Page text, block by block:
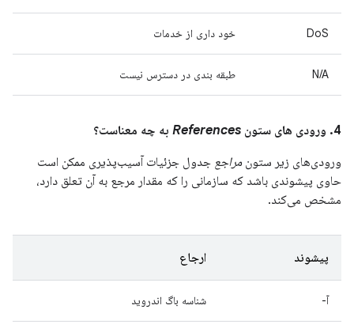
DoS خود داری از خدمات
N/A طبقه بندی در دسترس نیست
4. ورودی های ستون References به چه معناست؟
ورودی‌های زیر ستون مراجع جدول جزئیات آسیب‌پذیری ممکن است
حاوی پیشوندی باشد که سازمانی را که مقدار مرجع به آن تعلق دارد،
مشخص می‌کند.
پیشوند ارجاع
آ- شناسه باگ اندروید